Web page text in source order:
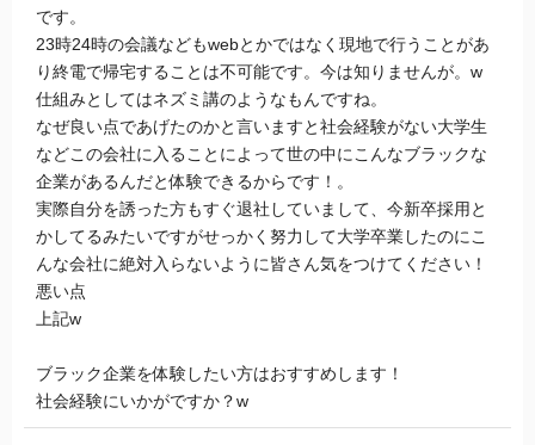
です。
23時24時の会議などもwebとかではなく現地で行うことがあ
り終電で帰宅することは不可能です。今は知りませんが。w
仕組みとしてはネズミ講のようなもんですね。
なぜ良い点であげたのかと言いますと社会経験がない大学生
などこの会社に入ることによって世の中にこんなブラックな
企業があるんだと体験できるからです！。
実際自分を誘った方もすぐ退社していまして、今新卒採用と
かしてるみたいですがせっかく努力して大学卒業したのにこ
んな会社に絶対入らないように皆さん気をつけてください！
悪い点
上記w
ブラック企業を体験したい方はおすすめします！
社会経験にいかがですか？w